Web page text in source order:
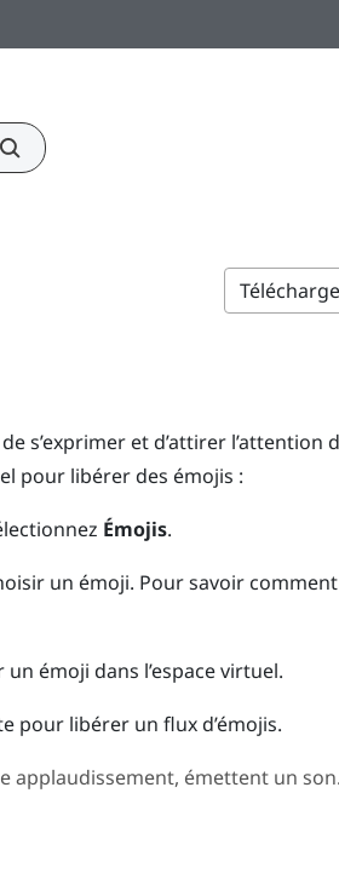
s’exprimer et d’attirer l’attention
pour libérer des émojis :
Émojis.
un émoji. Pour savoir
émoji dans l’espace virtuel.
pour libérer un flux d’émojis.
applaudissement, émettent un son.